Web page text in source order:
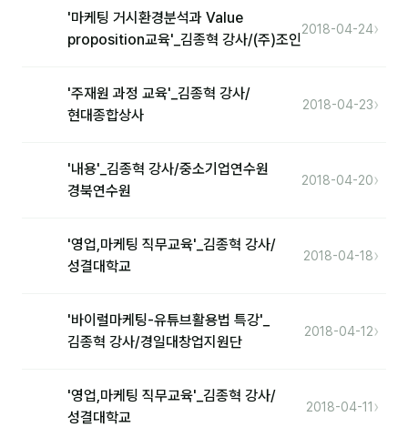
재무·계약
용어사전
트렌드 리포트
'마케팅 거시환경분석과 Value
proposition교육'_김종혁 강사/(주)조인
2018-04-24›
'주재원 과정 교육'_김종혁 강사/
현대종합상사
2018-04-23›
'내용'_김종혁 강사/중소기업연수원
경북연수원
2018-04-20›
'영업,마케팅 직무교육'_김종혁 강사/
성결대학교
2018-04-18›
'바이럴마케팅-유튜브활용법 특강'_
김종혁 강사/경일대창업지원단
2018-04-12›
'영업,마케팅 직무교육'_김종혁 강사/
성결대학교
2018-04-11 ›